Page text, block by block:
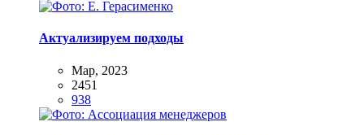
Актуализируем подходы
Мар, 2023
2451
938